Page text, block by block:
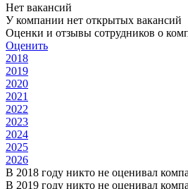
Нет вакансий
У компании нет открытых вакансий
Оценки и отзывы сотрудников о
Оценить
2018
2019
2020
2021
2022
2023
2024
2025
2026
В 2018 году никто не оценивал
В 2019 году никто не оценивал